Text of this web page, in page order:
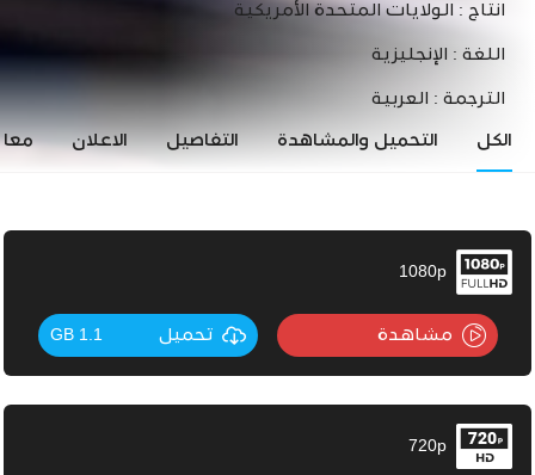
انتاج : الولايات المتحدة الأمريكية
اللغة : الإنجليزية
الترجمة : العربية
الكل التحميل والمشاهدة التفاصيل الاعلان
1080p
مشاهدة تحميل 1.1 GB
720p